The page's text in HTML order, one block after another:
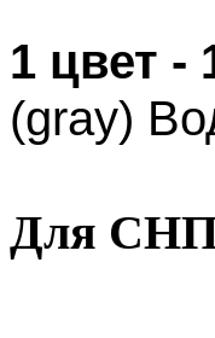
1 цвет -
(gray)
Для